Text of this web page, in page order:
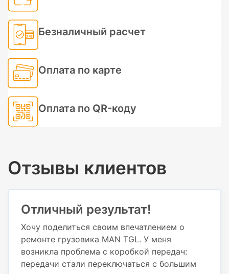
Безналичный расчет
Оплата по карте
Оплата по QR-коду
Отзывы клиентов
Отличный результат!
Хочу поделиться своим впечатлением о
ремонте грузовика MAN TGL. У меня
возникла проблема с коробкой передач:
передачи стали переключаться с большим